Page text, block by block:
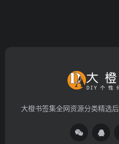
大橙书签集全网资源分类精选